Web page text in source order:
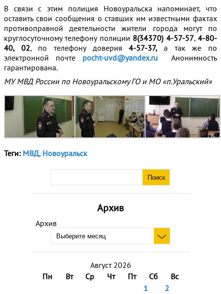
Архив
Архив
Август 2026
Пн
Вт Ср Чт Пт Сб
Вс
1
2
В связи с этим полиция Новоуральска напоминает, что
оставить свои сообщения о ставших им известными фактах
противоправной деятельности жители города могут по
круглосуточному телефону полиции 8(34370) 4-57-57,4-80-
40, 02, по телефону доверия4-57-37,а так же по
электронной почте pocht-uvd@yandex.ru Анонимность
гарантирована.
МУ МВД России по Новоуральскому ГО и МО «п.Уральский»
Теги: МВД, Новоуральск